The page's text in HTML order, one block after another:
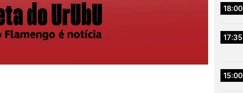
18:00
17:35
15:00